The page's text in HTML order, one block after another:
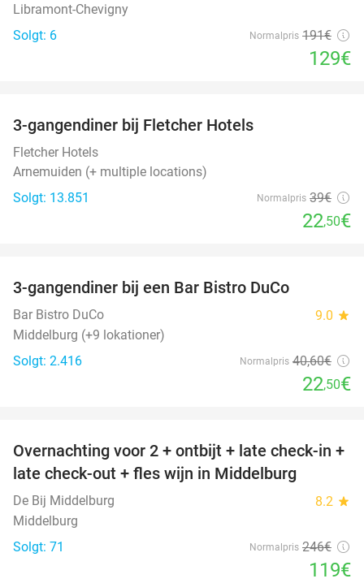
Libramont-Chevigny
Solgt: 6
Normalpris 191€
129€
3-gangendiner bij Fletcher Hotels
Fletcher Hotels
Arnemuiden (+ multiple locations)
Solgt: 13.851
Normalpris 39€
22,50€
3-gangendiner bij een Bar Bistro DuCo
Bar Bistro DuCo 9.0 star
Middelburg (+9 lokationer)
Solgt: 2.416
Normalpris 40,60€
22,50€
52%
Overnachting voor 2 + ontbijt + late check-in +
late check-out + fles wijn in Middelburg
De Bij Middelburg 8.2 star
Middelburg
Solgt: 71
Normalpris 246€
119€